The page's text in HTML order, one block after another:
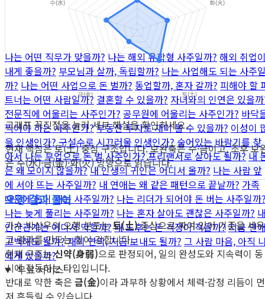
나는 어떤 직무가 맞을까? 나는 해외 유학형 사주일까? 해외 취업
내게 좋을까? 부모님과 살까, 독립할까? 나는 사업해도 되는 사주
까? 나는 어떤 사업으로 돈 벌까?동업할까, 혼자 갈까? 피해야 할
트너는 어떤 사람일까? 결혼할 수 있을까? 자녀와의 인연은 있을
전문직에 어울리는 사주인가? 공무원에 어울리는 사주인가? 바닥
찍어야 하는 사주인가?부동산 투자로 재미 볼 수 있을까? 이성이
을 인생인가?구설수로 시끄러울 인생인가? 숨어있는 바람기를 찾
아서 나는 부업으로 돈 벌 사주인가? 프리랜서로 살아도 될까? 내
은 왜 모이지 않을까?내 인생의 귀인은 어디서 올까? 나는 사람 앞
에 서야 뜨는 사주일까?내 연애는 왜 같은 패턴으로 끝날까?가족
때문에 돈이 새는 사주일까? 나는 리더가 되어야 돈 버는 사주일까
나는 늦게 풀리는 사주일까? 나는 혼자 살아도 괜찮은 사주일까?
인간관계는 어디서 막힐까? 내 노후는 돈 걱정이 적을까?지금 연
고백해도 될까?재회 연락, 지금 보내도 될까? 그 사람 마음, 아직
에게 있을까?
무료 서비스
그래프 꼭짓점을 눌러 세부 해설을 확인하세요.
현재 핵심은 토(土) 중심 구조입니다. 보완축은 수·금이고, 조후 보
은 수(水)·금(金)·화(火) 방향으로 읽습니다.
오행 결과 풀이
가수 박상우의 오행 분포는토(土)중심으로 짜여 있어 기준을 세우
고 결과를 만드는 힘이 강합니다.
현재 구조는신약(身弱)으로 판정되어, 일의 완성도와 지속력이 동
시에 작동하는 타입입니다.
반대로 약한 축은 금(金)이라 과부하 상황에서 체력·감정 리듬이 먼
저 흔들릴 수 있습니다.